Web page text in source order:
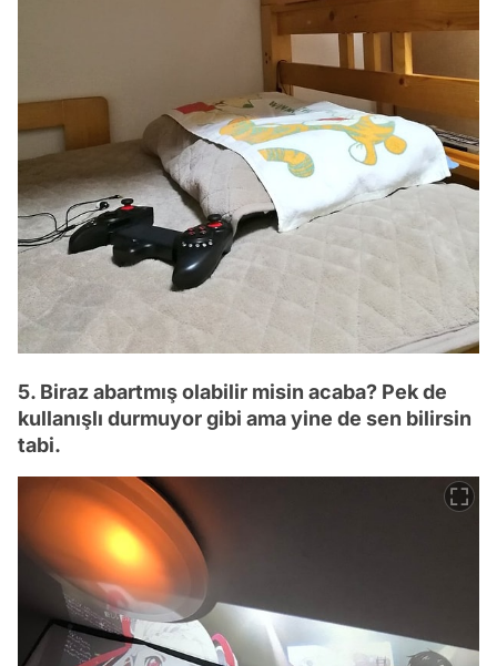
5. Biraz abartmış olabilir misin acaba? Pek de
kullanışlı durmuyor gibi ama yine de sen bilirsin
tabi.